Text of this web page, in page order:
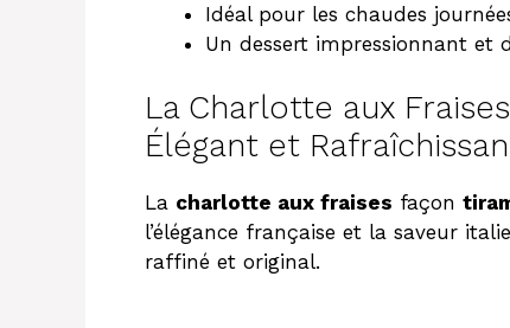
Idéal pour les chaudes
Un dessert impressionnant et
La Charlotte aux
Élégant et
La charlotte aux fraises façon
l’élégance française et la saveur
raffiné et original.